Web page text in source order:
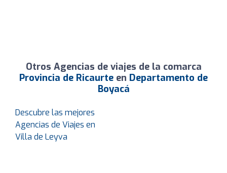
Otros Agencias de viajes de la comarca
Provincia de Ricaurte en Departamento de
Boyacá
Descubre las mejores
Agencias de Viajes en
Villa de Leyva